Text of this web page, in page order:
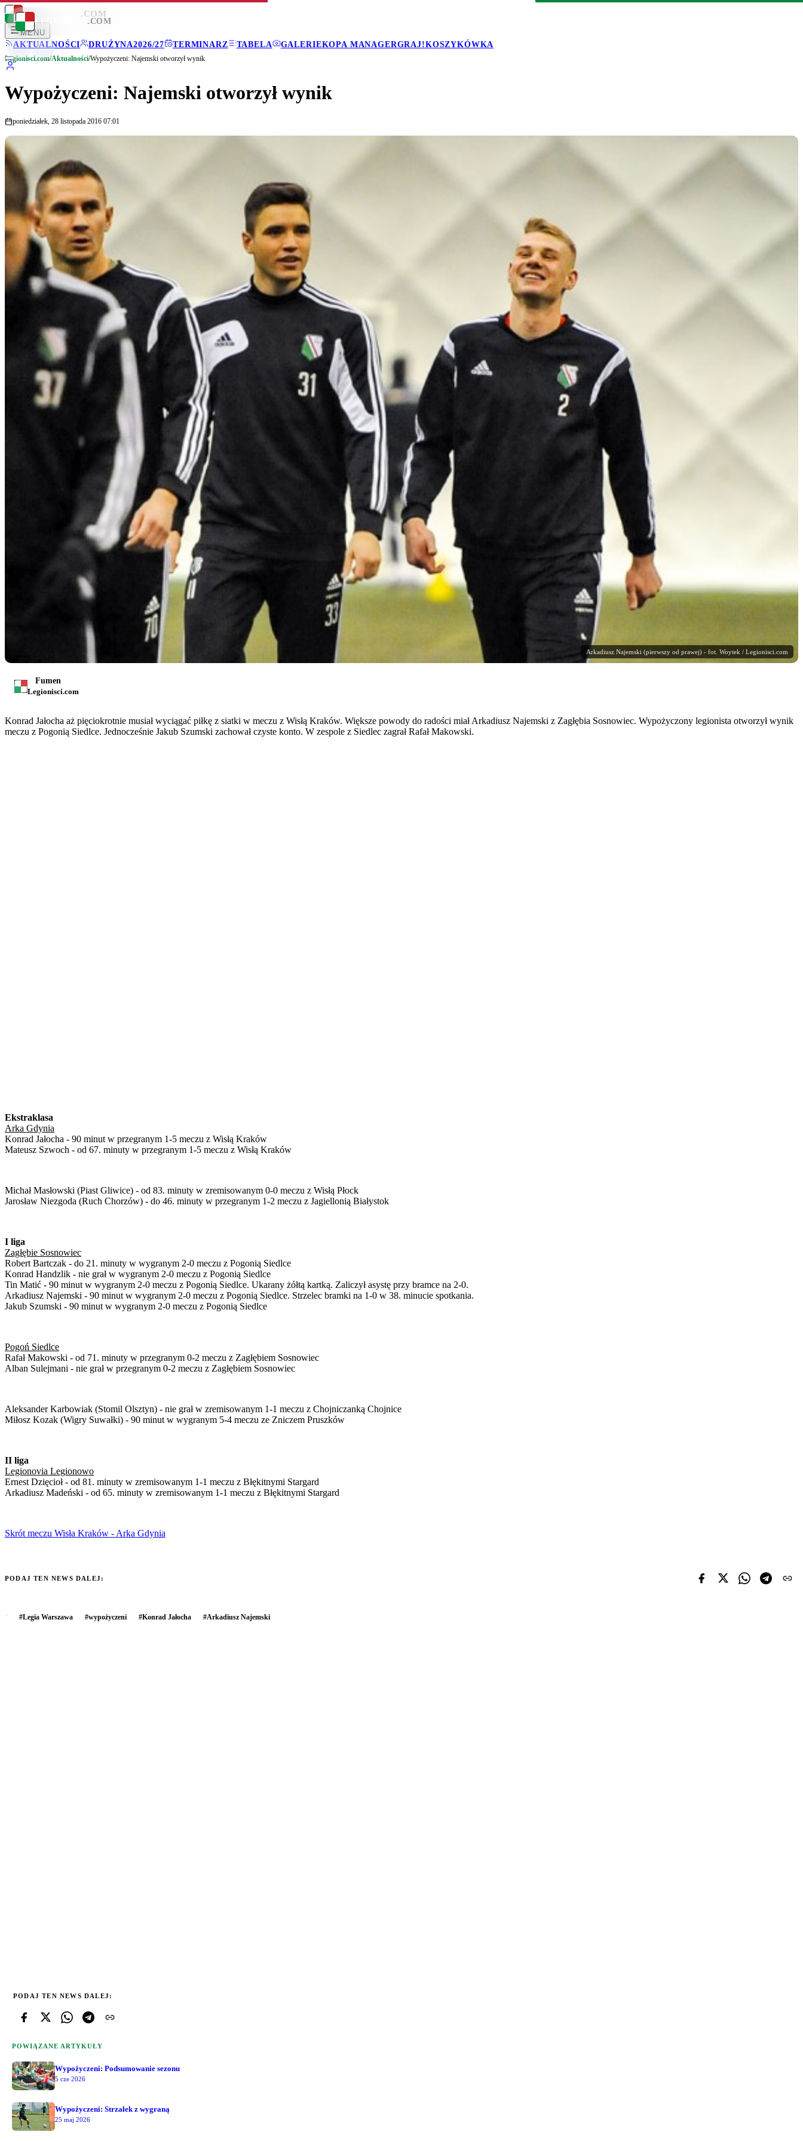
LEGIONISCI .COM
MENU
AKTUALNOŚCI
DRUŻYNA2026/27 TERMINARZ TABELA GALERIEKOPA MANAGERGRAJ!KOSZYKÓWKA
LEGIONISCI .COM
Legionisci.com/Aktualności/Wypożyczeni: Najemski otworzył wynik
Wypożyczeni: Najemski otworzył wynik
poniedziałek, 28 listopada 2016 07:01
Arkadiusz Najemski (pierwszy od prawej) - fot. Woytek / Legionisci.com
Fumen
Legionisci.com
Konrad Jałocha aż pięciokrotnie musiał wyciągać piłkę z siatki w meczu z Wisłą Kraków. Większe powody do radości miał Arkadiusz Najemski z Zagłębia Sosnowiec. Wypożyczony legionista otworzył wynik
meczu z Pogonią Siedlce. Jednocześnie Jakub Szumski zachował czyste konto. W zespole z Siedlec zagrał Rafał Makowski.
Ekstraklasa
Arka Gdynia
Konrad Jałocha - 90 minut w przegranym 1-5 meczu z Wisłą Kraków
Mateusz Szwoch - od 67. minuty w przegranym 1-5 meczu z Wisłą Kraków
Michał Masłowski (Piast Gliwice) - od 83. minuty w zremisowanym 0-0 meczu z Wisłą Płock
Jarosław Niezgoda (Ruch Chorzów) - do 46. minuty w przegranym 1-2 meczu z Jagiellonią Białystok
I liga
Zagłębie Sosnowiec
Robert Bartczak - do 21. minuty w wygranym 2-0 meczu z Pogonią Siedlce
Konrad Handzlik - nie grał w wygranym 2-0 meczu z Pogonią Siedlce
Tin Matić - 90 minut w wygranym 2-0 meczu z Pogonią Siedlce. Ukarany żółtą kartką. Zaliczył asystę przy bramce na 2-0.
Arkadiusz Najemski - 90 minut w wygranym 2-0 meczu z Pogonią Siedlce. Strzelec bramki na 1-0 w 38. minucie spotkania.
Jakub Szumski - 90 minut w wygranym 2-0 meczu z Pogonią Siedlce
Pogoń Siedlce
Rafał Makowski - od 71. minuty w przegranym 0-2 meczu z Zagłębiem Sosnowiec
Alban Sulejmani - nie grał w przegranym 0-2 meczu z Zagłębiem Sosnowiec
Aleksander Karbowiak (Stomil Olsztyn) - nie grał w zremisowanym 1-1 meczu z Chojniczanką Chojnice
Miłosz Kozak (Wigry Suwałki) - 90 minut w wygranym 5-4 meczu ze Zniczem Pruszków
II liga
Legionovia Legionowo
Ernest Dzięcioł - od 81. minuty w zremisowanym 1-1 meczu z Błękitnymi Stargard
Arkadiusz Madeński - od 65. minuty w zremisowanym 1-1 meczu z Błękitnymi Stargard
Skrót meczu Wisła Kraków - Arka Gdynia
PODAJ TEN NEWS DALEJ:
#Legia Warszawa #wypożyczeni #Konrad Jałocha #Arkadiusz Najemski
PODAJ TEN NEWS DALEJ:
POWIĄZANE ARTYKUŁY
Wypożyczeni: Podsumowanie sezonu
5 cze 2026
Wypożyczeni: Strzałek z wygraną
25 maj 2026